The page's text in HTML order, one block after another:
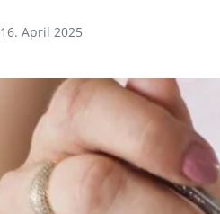
16. April 2025